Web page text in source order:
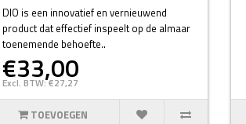
DIO is een innovatief en vernieuwend
product dat effectief inspeelt op de almaar
toenemende behoefte..
€33,00
Excl. BTW: €27,27
TOEVOEGEN